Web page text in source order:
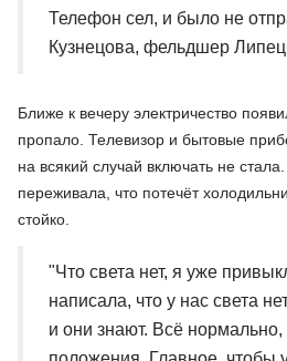
Телефон сел, и было не
Кузнецова, фельдшер
Ближе к вечеру электричество
пропало. Телевизор и бытовые
на всякий случай включать не
переживала, что потечёт
стойко.
"Что света нет, я уже
написала, что у нас света
и они знают. Всё